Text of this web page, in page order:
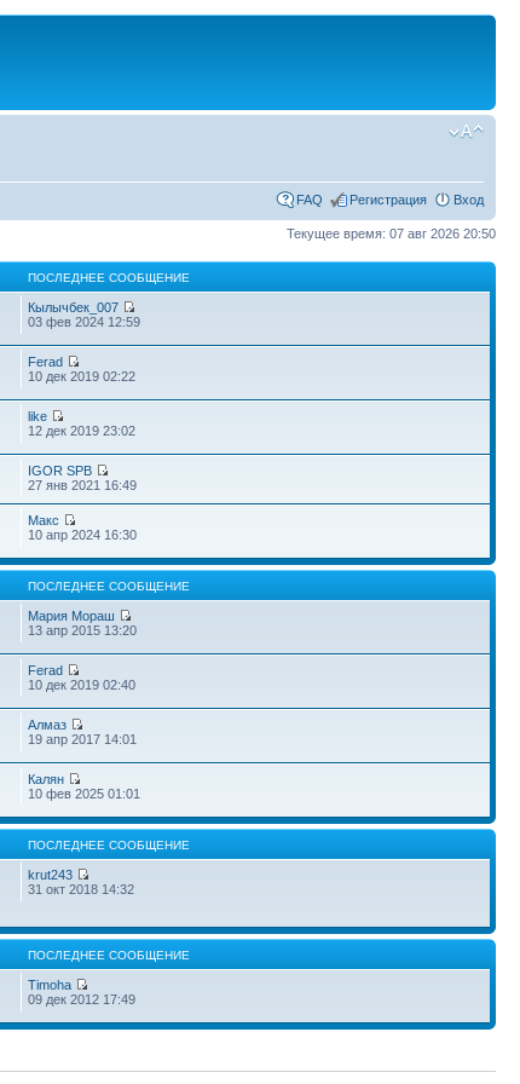
FAQ Регистрация Вход
Текущее время: 07 авг 2026 20:50
ПОСЛЕДНЕЕ СООБЩЕНИЕ
Кылычбек_007
03 фев 2024 12:59
Ferad
10 дек 2019 02:22
like
12 дек 2019 23:02
IGOR SPB
27 янв 2021 16:49
Макс
10 апр 2024 16:30
ПОСЛЕДНЕЕ СООБЩЕНИЕ
Мария Мораш
13 апр 2015 13:20
Ferad
10 дек 2019 02:40
Алмаз
19 апр 2017 14:01
Калян
10 фев 2025 01:01
ПОСЛЕДНЕЕ СООБЩЕНИЕ
krut243
31 окт 2018 14:32
ПОСЛЕДНЕЕ СООБЩЕНИЕ
Timoha
09 дек 2012 17:49